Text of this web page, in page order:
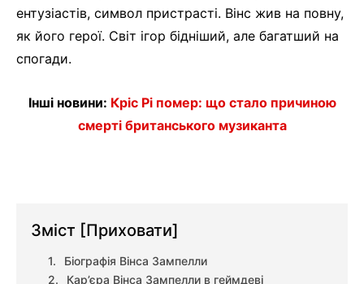
ентузіастів, символ пристрасті. Вінс жив на повну,
як його герої. Світ ігор бідніший, але багатший на
спогади.
Інші новини: Кріс Рі помер: що стало причиною
смерті британського музиканта
Зміст [Приховати]
Біографія Вінса Зампелли
Кар’єра Вінса Зампелли в геймдеві